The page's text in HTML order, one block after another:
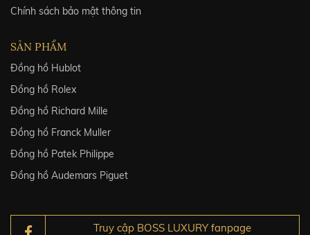
Chính sách bảo mật thông tin
SẢN PHẨM
Đồng hồ Hublot
Đồng hồ Rolex
Đồng hồ Richard Mille
Đồng hồ Franck Muller
Đồng hồ Patek Philippe
Đồng hồ Audemars Piguet
Truy cập BOSS LUXURY fanpage